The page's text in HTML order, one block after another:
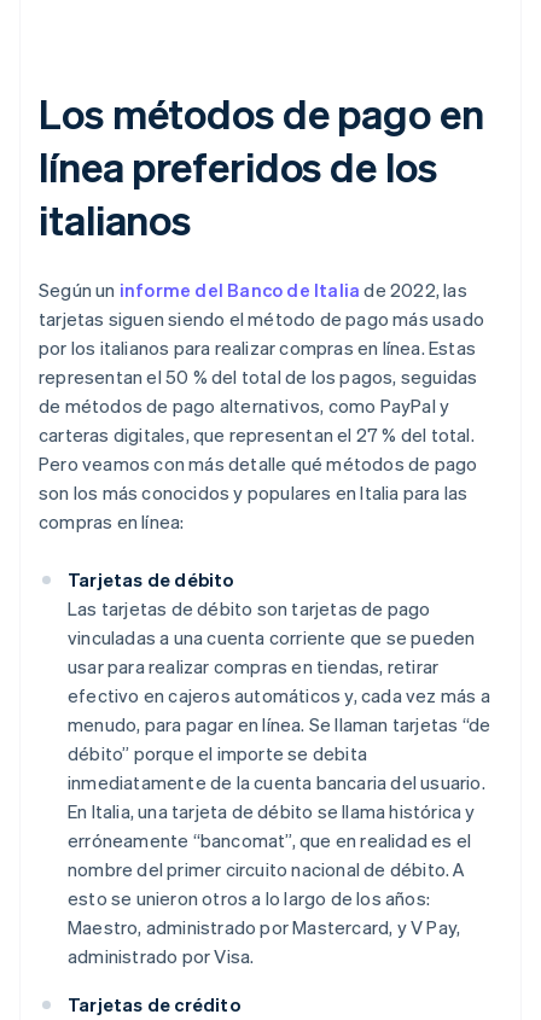
Los métodos de pago en
línea preferidos de los
italianos
Según un informe del Banco de Italia de 2022, las
tarjetas siguen siendo el método de pago más usado
por los italianos para realizar compras en línea. Estas
representan el 50 % del total de los pagos, seguidas
de métodos de pago alternativos, como PayPal y
carteras digitales, que representan el 27 % del total.
Pero veamos con más detalle qué métodos de pago
son los más conocidos y populares en Italia para las
compras en línea:
Tarjetas de débito
Las tarjetas de débito son tarjetas de pago
vinculadas a una cuenta corriente que se pueden
usar para realizar compras en tiendas, retirar
efectivo en cajeros automáticos y, cada vez más a
menudo, para pagar en línea. Se llaman tarjetas “de
débito” porque el importe se debita
inmediatamente de la cuenta bancaria del usuario.
En Italia, una tarjeta de débito se llama histórica y
erróneamente “bancomat”, que en realidad es el
nombre del primer circuito nacional de débito. A
esto se unieron otros a lo largo de los años:
Maestro, administrado por Mastercard, y V Pay,
administrado por Visa.
Tarjetas de crédito